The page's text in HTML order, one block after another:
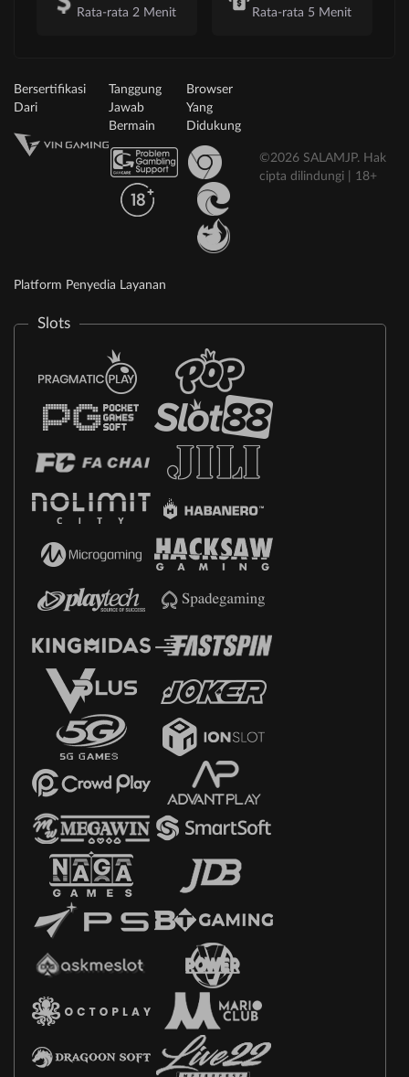
Rata-rata 2 Menit Rata-rata 5 Menit
Bersertifikasi
Dari
Tanggung
Jawab
Bermain
Browser
Yang
Didukung
©2026 SALAMJP. Hak
cipta dilindungi | 18+
Platform Penyedia Layanan
Slots